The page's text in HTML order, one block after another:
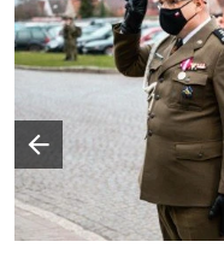
Poprzedni slajd